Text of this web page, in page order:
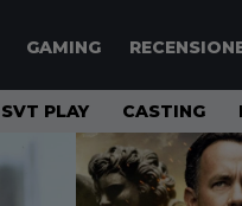
GAMING
SVT PLAY CASTING